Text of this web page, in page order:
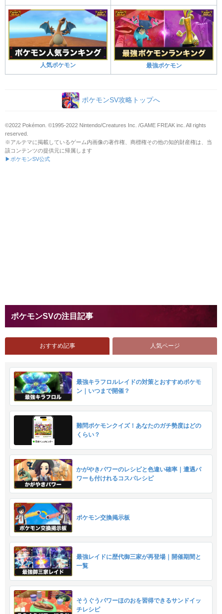
人気ポケモン 最強ポケモン
ポケモンSV攻略トップへ
©2022 Pokémon. ©1995-2022 Nintendo/Creatures Inc. /GAME FREAK inc. All rights
reserved.
※アルテマに掲載しているゲーム内画像の著作権、商標権その他の知的財産権は、当
該コンテンツの提供元に帰属します
▶ポケモンSV公式
ポケモンSVの注目記事
おすすめ記事 人気ページ
最強キラフロルレイドの対策とおすすめポケモ
ン｜いつまで開催？
難問ポケモンクイズ！あなたのガチ勢度はどの
くらい？
かがやきパワーのレシピと色違い確率｜遭遇パ
ワーも付けれるコスパレシピ
ポケモン交換掲示板
最強レイドに歴代御三家が再登場｜開催期間と
一覧
そうぐうパワーほのおを習得できるサンドイッ
チレシピ